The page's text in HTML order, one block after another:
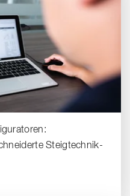
Steigtechnik-